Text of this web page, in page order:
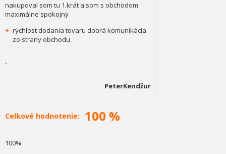
nakupoval som tu 1.krát a som s obchodom
maximálne spokojný
+ rýchlost dodania tovaru dobrá komunikácia
zo strany obchodu
-
PeterKendžur
Celkové hodnotenie: 100 %
100%